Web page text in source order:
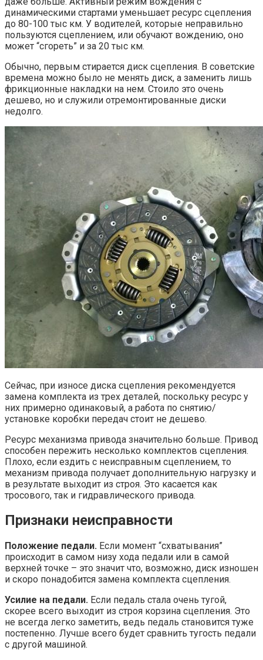
динамическими стартами уменьшает ресурс сцепления
до 80-100 тыс км. У водителей, которые неправильно
пользуются сцеплением, или обучают вождению, оно
может “сгореть” и за 20 тыс км.
Обычно, первым стирается диск сцепления. В советские
времена можно было не менять диск, а заменить лишь
фрикционные накладки на нем. Стоило это очень
дешево, но и служили отремонтированные диски
недолго.
Сейчас, при износе диска сцепления рекомендуется
замена комплекта из трех деталей, поскольку ресурс у
них примерно одинаковый, а работа по снятию/
установке коробки передач стоит не дешево.
Ресурс механизма привода значительно больше. Привод
способен пережить несколько комплектов сцепления.
Плохо, если ездить с неисправным сцеплением, то
механизм привода получает дополнительную нагрузку и
в результате выходит из строя. Это касается как
тросового, так и гидравлического привода.
Признаки неисправности
Положение педали. Если момент “схватывания”
происходит в самом низу хода педали или в самой
верхней точке – это значит что, возможно, диск изношен
и скоро понадобится замена комплекта сцепления.
Усилие на педали. Если педаль стала очень тугой,
скорее всего выходит из строя корзина сцепления. Это
не всегда легко заметить, ведь педаль становится туже
постепенно. Лучше всего будет сравнить тугость педали
с другой машиной.